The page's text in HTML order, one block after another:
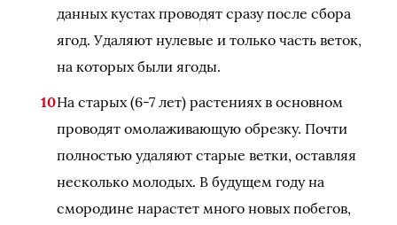
данных кустах проводят сразу после сбора
ягод. Удаляют нулевые и только часть веток,
на которых были ягоды.
На старых (6-7 лет) растениях в основном
проводят омолаживающую обрезку. Почти
полностью удаляют старые ветки, оставляя
несколько молодых. В будущем году на
смородине нарастет много новых побегов,